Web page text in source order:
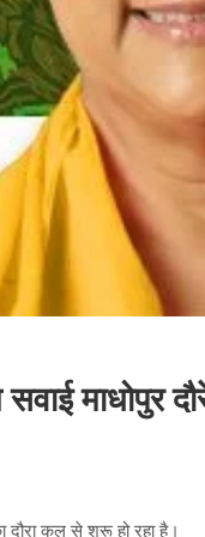
माधोपुर
दौरा कल से शुरू हो रहा है।